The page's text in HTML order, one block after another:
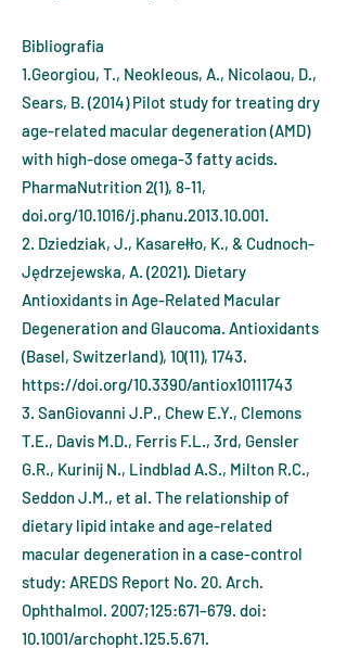
Bibliografia
1.Georgiou, T., Neokleous, A., Nicolaou, D.,
Sears, B. (2014) Pilot study for treating dry
age-related macular degeneration (AMD)
with high-dose omega-3 fatty acids.
PharmaNutrition 2(1), 8-11,
doi.org/10.1016/j.phanu.2013.10.001.
2. Dziedziak, J., Kasarełło, K., & Cudnoch-
Jędrzejewska, A. (2021). Dietary
Antioxidants in Age-Related Macular
Degeneration and Glaucoma. Antioxidants
(Basel, Switzerland), 10(11), 1743.
https://doi.org/10.3390/antiox10111743
3. SanGiovanni J.P., Chew E.Y., Clemons
T.E., Davis M.D., Ferris F.L., 3rd, Gensler
G.R., Kurinij N., Lindblad A.S., Milton R.C.,
Seddon J.M., et al. The relationship of
dietary lipid intake and age-related
macular degeneration in a case-control
study: AREDS Report No. 20. Arch.
Ophthalmol. 2007;125:671–679. doi:
10.1001/archopht.125.5.671.